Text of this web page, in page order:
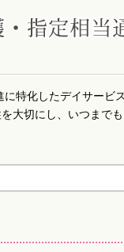
に特化したデイサービ
大切にし、いつまで